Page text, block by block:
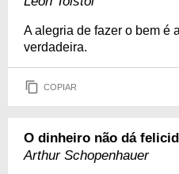
A alegria de fazer o bem é
verdadeira.
COPIAR
O dinheiro não dá
Arthur Schopenhauer